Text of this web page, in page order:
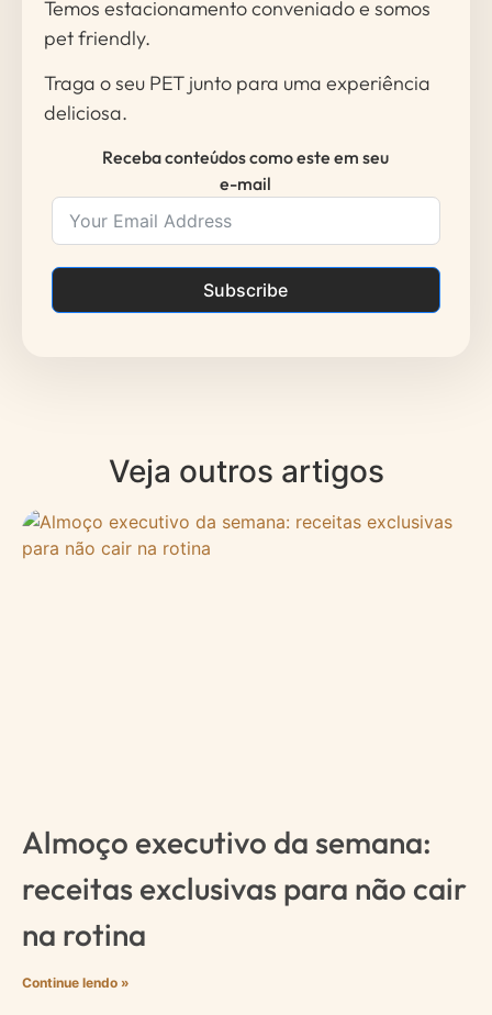
Temos estacionamento conveniado e somos
pet friendly.
Traga o seu PET junto para uma experiência
deliciosa.
Receba conteúdos como este em seu
e-mail
Subscribe
Veja outros artigos
Almoço executivo da semana:
receitas exclusivas para não cair
na rotina
Continue lendo »